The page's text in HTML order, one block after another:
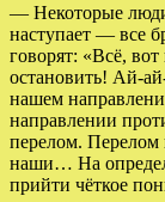
— Некоторые
наступает — все
говорят: «Всё,
остановить! Ай-
нашем
направлении
перелом. Перелом
наши… На
прийти чёткое